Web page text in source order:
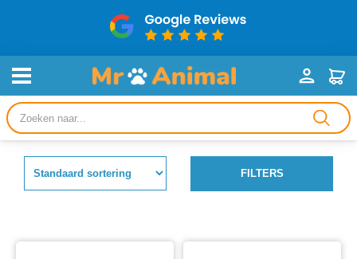
Producten
zoeken
FILTERS